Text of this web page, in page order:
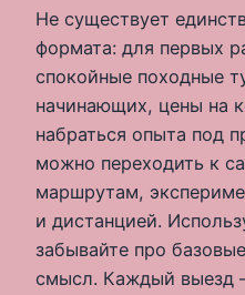
Не существует
формата: для первых
спокойные походные
начинающих, цены на
набраться опыта под
можно переходить к
маршрутам,
и дистанцией.
забывайте про
смысл. Каждый выезд